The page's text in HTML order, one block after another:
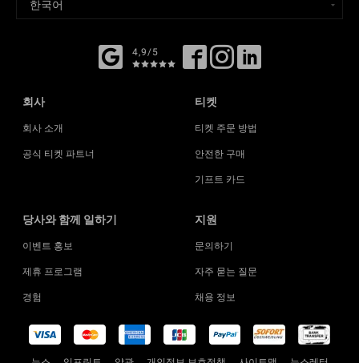
4,9/5
회사
회사 소개
공식 티켓 파트너
티켓
티켓 주문 방법
안전한 구매
기프트 카드
당사와 함께 일하기
이벤트 홍보
제휴 프로그램
경험
지원
문의하기
자주 묻는 질문
채용 정보